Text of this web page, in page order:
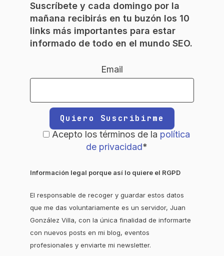
Suscríbete y cada domingo por la
mañana recibirás en tu buzón los 10
links más importantes para estar
informado de todo en el mundo SEO.
Email
Acepto los términos de la política
de privacidad*
Información legal porque así lo quiere el RGPD
El responsable de recoger y guardar estos datos
que me das voluntariamente es un servidor, Juan
González Villa, con la única finalidad de informarte
con nuevos posts en mi blog, eventos
profesionales y enviarte mi newsletter.